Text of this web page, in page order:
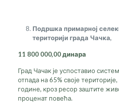
Подршка примарној
територији града Чачка,
11 800 000,00динара
Град Чачак је успоставио
отпада на 65% своје
године, кроз ресор заштите
проценат повећа.